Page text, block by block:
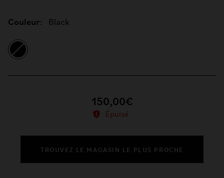
Couleur: Black
150,00€
Épuisé
TROUVEZ LE MAGASIN LE PLUS PROCHE